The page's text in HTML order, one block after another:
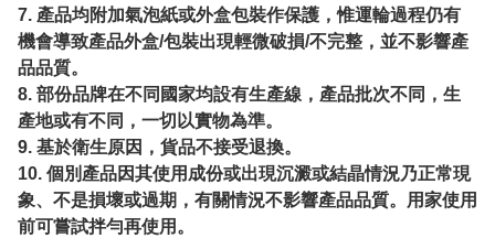
7. 產品均附加氣泡紙或外盒包裝作保護，惟運輪過程仍有
機會導致產品外盒/包裝出現輕微破損/不完整，並不影響產
品品質。
8. 部份品牌在不同國家均設有生產線，產品批次不同，生
產地或有不同，一切以實物為準。
9. 基於衛生原因，貨品不接受退換。
10. 個別產品因其使用成份或出現沉澱或結晶情況乃正常現
象、不是損壞或過期，有關情況不影響產品品質。用家使用
前可嘗試拌勻再使用。